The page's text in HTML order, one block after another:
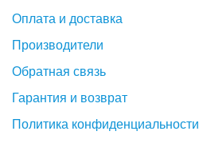
Оплата и доставка
Производители
Обратная связь
Гарантия и возврат
Политика конфиденциальности